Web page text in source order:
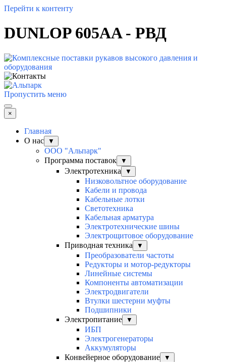
Перейти к контенту
DUNLOP 605AA - РВД
Пропустить меню
×
Главная
О нас
▼
ООО "Альпарк"
Программа поставок
▼
Электротехника ▼
Низковольтное оборудование
Кабели и провода
Кабельные лотки
Светотехника
Кабельная арматура
Электротехнические шины
Электрощитовое оборудование
Приводная техника
▼
Преобразователи частоты
Редукторы и мотор-редукторы
Линейные системы
Компоненты автоматизации
Электродвигатели
Втулки шестерни муфты
Подшипники
Электропитание
▼
ИБП
Электрогенераторы
Аккумуляторы
Конвейерное оборудование
▼